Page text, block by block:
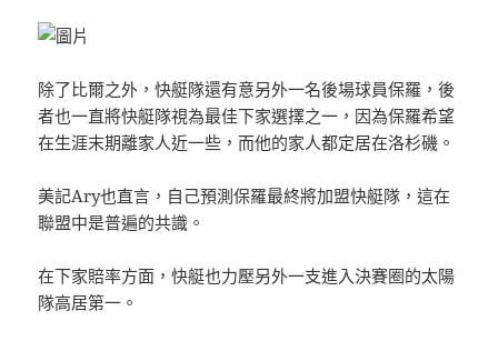
除了比爾之外，快艇隊還有意另外一名後場球員保羅，後
者也一直將快艇隊視為最佳下家選擇之一，因為保羅希望
在生涯末期離家人近一些，而他的家人都定居在洛杉磯。
美記Ary也直言，自己預測保羅最終將加盟快艇隊，這在
聯盟中是普遍的共識。
在下家賠率方面，快艇也力壓另外一支進入決賽圈的太陽
隊高居第一。